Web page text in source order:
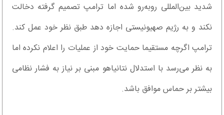
شدید بین‌المللی روبه‌رو شده اما ترامپ تصمیم گرفته دخالت
نکند و به رژیم صهیونیستی اجازه دهد طبق نظر خود عمل کند.
ترامپ اگرچه مستقیما حمایت خود از عملیات را اعلام نکرده اما
به نظر می‌رسد با استدلال نتانیاهو مبنی بر نیاز به فشار نظامی
بیشتر بر حماس موافق باشد.